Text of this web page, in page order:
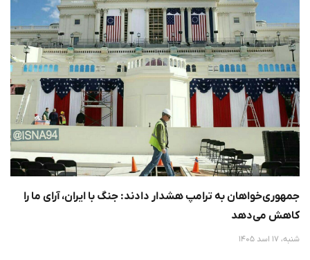
جمهوری‌خواهان به ترامپ هشدار دادند: جنگ با ایران، آرای ما را
کاهش می‌دهد
شنبه، 17 اسد 1405